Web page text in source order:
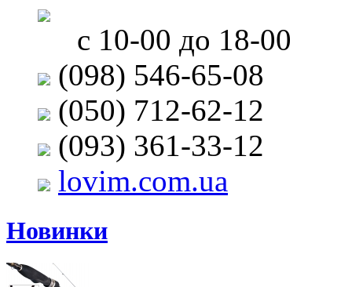
с 10-00 до 18-00
(098) 546-65-08
(050) 712-62-12
(093) 361-33-12
lovim.com.ua
Новинки